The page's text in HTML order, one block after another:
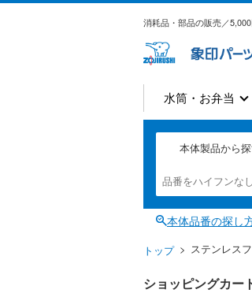
消耗品・部品の販売／
水筒・お弁当
本体製品から
本体品番の探し
トップ ステンレス
ショッピングカー